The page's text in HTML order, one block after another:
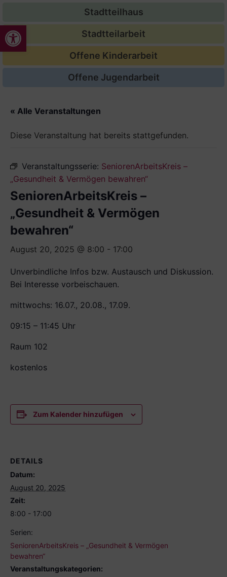
Werkzeugleiste öffnen
Stadtteilhaus
Stadtteilarbeit
Offene Kinderarbeit
Offene Jugendarbeit
« Alle Veranstaltungen
Diese Veranstaltung hat bereits stattgefunden.
Veranstaltungsserie: SeniorenArbeitsKreis –
„Gesundheit & Vermögen bewahren“
SeniorenArbeitsKreis –
„Gesundheit & Vermögen
bewahren“
August 20, 2025 @ 8:00 - 17:00
Unverbindliche Infos bzw. Austausch und Diskussion.
Bei Interesse vorbeischauen.
mittwochs: 16.07., 20.08., 17.09.
09:15 – 11:45 Uhr
Raum 102
kostenlos
Zum Kalender hinzufügen
DETAILS
Datum:
August 20, 2025
Zeit:
8:00 - 17:00
Serien:
SeniorenArbeitsKreis – „Gesundheit & Vermögen
bewahren“
Veranstaltungskategorien: